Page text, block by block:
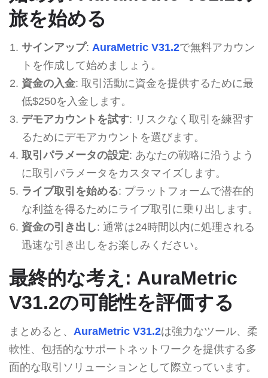
旅を始める
サインアップ: AuraMetric V31.2で無料アカウン
トを作成して始めましょう。
資金の入金: 取引活動に資金を提供するために最
低$250を入金します。
デモアカウントを試す: リスクなく取引を練習す
るためにデモアカウントを選びます。
取引パラメータの設定: あなたの戦略に沿うよう
に取引パラメータをカスタマイズします。
ライブ取引を始める: プラットフォームで潜在的
な利益を得るためにライブ取引に乗り出します。
資金の引き出し: 通常は24時間以内に処理される
迅速な引き出しをお楽しみください。
最終的な考え: AuraMetric
V31.2の可能性を評価する
まとめると、 AuraMetric V31.2は強力なツール、柔
軟性、包括的なサポートネットワークを提供する多
面的な取引ソリューションとして際立っています。